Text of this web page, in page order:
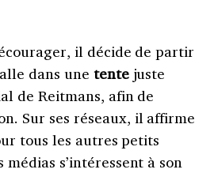
il décide de partir
dans une tentejuste
de Reitmans, afin de
Sur ses réseaux, il affirme
tous les autres petits
s’intéressent à son